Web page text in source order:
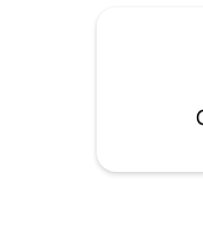
de trabalho
tela ampla,
estimação
sobre essa